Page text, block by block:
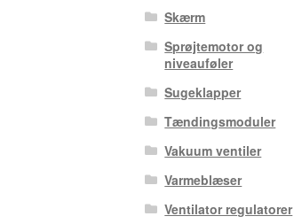
Skærm
Sprøjtemotor og
niveauføler
Sugeklapper
Tændingsmoduler
Vakuum ventiler
Varmeblæser
Ventilator regulatorer